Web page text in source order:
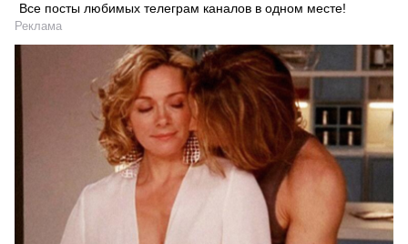
Все посты любимых телеграм каналов в одном месте!
Реклама